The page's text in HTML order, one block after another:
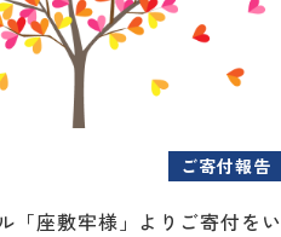
ご寄付報告
「座敷牢様」よりご寄付をい